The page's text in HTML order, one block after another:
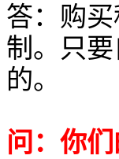
答：购
制。只
的。
问：你